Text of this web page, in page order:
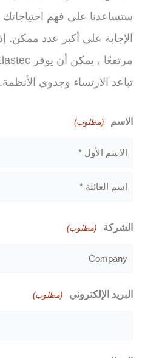
ستساعدنا على فهم
الإجابة على أكبر عدد ممكن.
تباعد الارتساء وجدوى الأنظمة.
الاسم (مطلوب)
الاسم
الشركة
(مطلوب)
البريد الإلكتروني (مطلوب)